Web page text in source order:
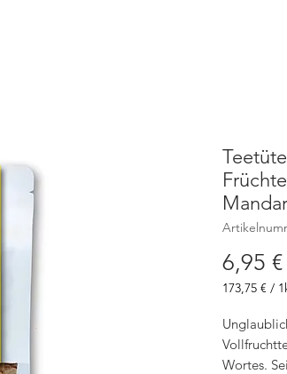
6,95 €
173,75 € /
pro
1
Kilogramm
Wortes.